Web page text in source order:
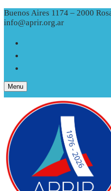
Skip
to
content
Menu
Close
Buenos Aires 1174 – 2000
info@aprir.org.ar
Menu